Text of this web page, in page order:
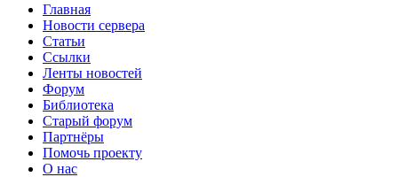
Главная
Новости сервера
Статьи
Ссылки
Ленты новостей
Форум
Библиотека
Старый форум
Партнёры
Помочь проекту
О нас